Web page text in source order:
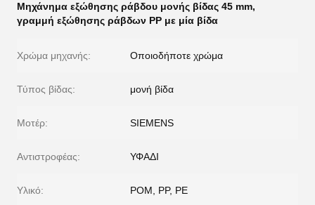
Μηχάνημα εξώθησης ράβδου μονής βίδας 45 mm,
γραμμή εξώθησης ράβδων PP με μία βίδα
Χρώμα μηχανής: Οποιοδήποτε χρώμα
Τύπος βίδας: μονή βίδα
Μοτέρ: SIEMENS
Αντιστροφέας: ΥΦΑΔΙ
Υλικό: POM, PP, PE